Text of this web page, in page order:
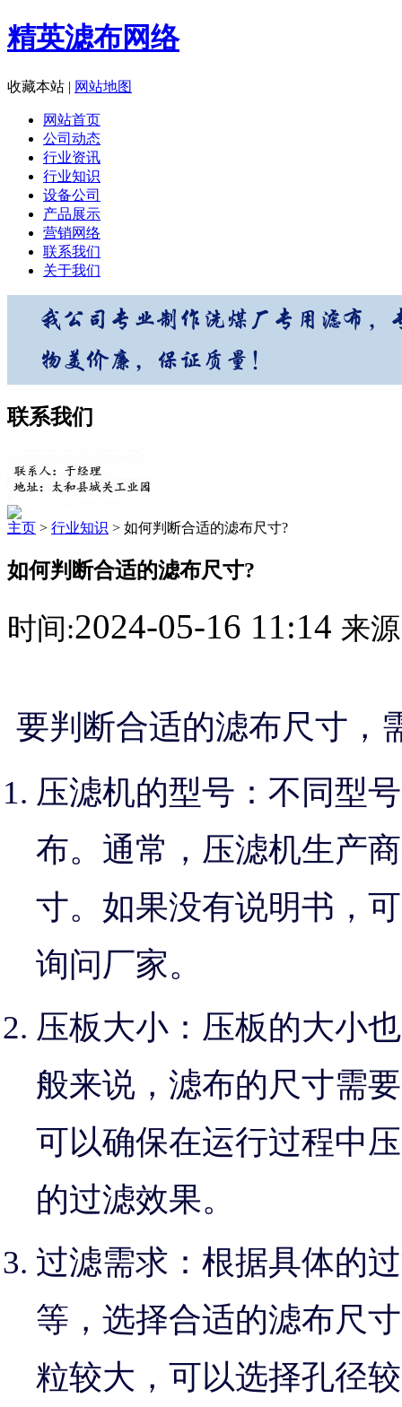
精英滤布网络
收藏本站 | 网站地图
网站首页
公司动态
行业资讯
行业知识
设备公司
产品展示
营销网络
联系我们
关于我们
联系我们
主页 > 行业知识 > 如何判断合适的滤布尺寸?
如何判断合适的滤布尺寸?
时间:2024-05-16 11:14 来
要判断合适的滤布尺寸，
压滤机的型号：不同型
布。通常，压滤机生产
寸。如果没有说明书，
询问厂家。
压板大小：压板的大小
般来说，滤布的尺寸需
可以确保在运行过程中
的过滤效果。
过滤需求：根据具体的
等，选择合适的滤布尺
粒较大，可以选择孔径